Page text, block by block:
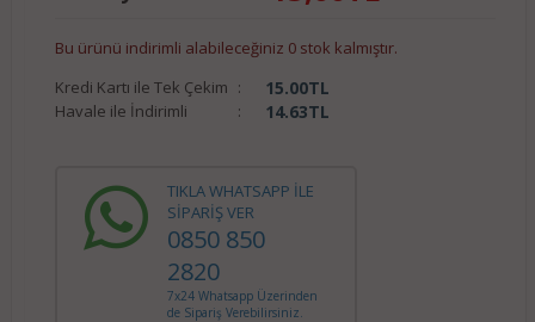
Bu ürünü indirimli alabileceğiniz 0 stok kalmıştır.
Kredi Kartı ile Tek Çekim : 15.00TL
Havale ile İndirimli : 14.63TL
TIKLA WHATSAPP İLE
SİPARİŞ VER
0850 850
2820
7x24 Whatsapp Üzerinden
de Sipariş Verebilirsiniz.